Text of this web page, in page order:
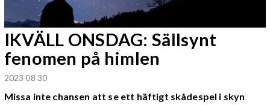
IKVÄLL ONSDAG: Sällsynt
fenomen på himlen
2023 08 30
Missa inte chansen att se ett häftigt skådespel i skyn